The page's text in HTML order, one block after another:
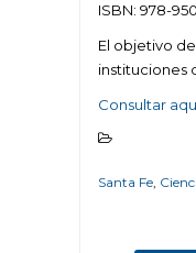
ISBN: 978-
El objetivo
instituciones
Consultar
Santa Fe,